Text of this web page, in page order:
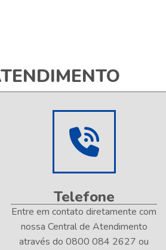
Telefone
Entre em contato diretamente com
nossa Central de Atendimento
através do 0800 084 2627 ou